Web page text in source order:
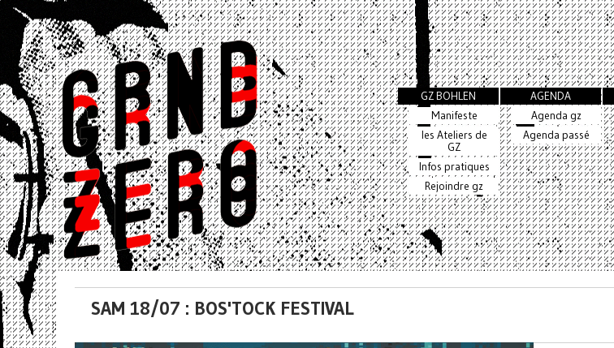
GZ BOHLEN
Manifeste
les Ateliers de
GZ
Infos pratiques
Rejoindre gz
AGENDA
Agenda gz
Agenda passé
SAM 18/07 : BOS'TOCK FESTIVAL